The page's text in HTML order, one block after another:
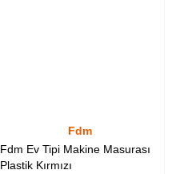
Fdm
Fdm Ev Tipi Makine Masurası
Plastik Kırmızı